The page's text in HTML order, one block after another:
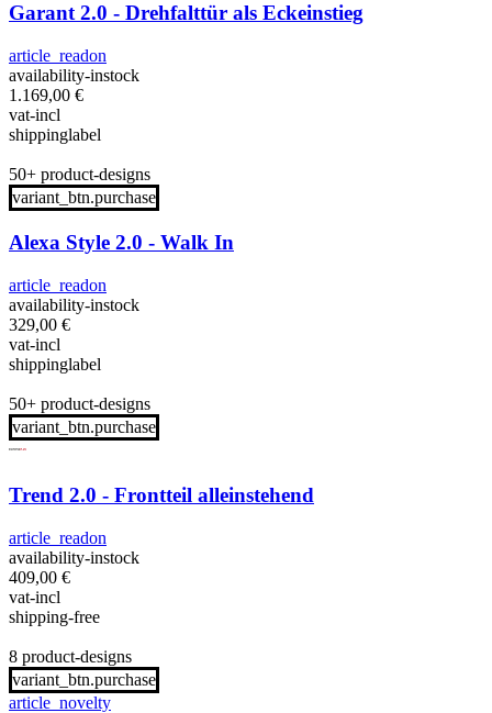
Garant 2.0 - Drehfalttür als Eckeinstieg
article_readon
availability-instock
1.169,00 €
vat-incl
shippinglabel
50+ product-designs
variant_btn.purchase
Alexa Style 2.0 - Walk In
article_readon
availability-instock
329,00 €
vat-incl
shippinglabel
50+ product-designs
variant_btn.purchase
Trend 2.0 - Frontteil alleinstehend
article_readon
availability-instock
409,00 €
vat-incl
shipping-free
8 product-designs
variant_btn.purchase
article_novelty